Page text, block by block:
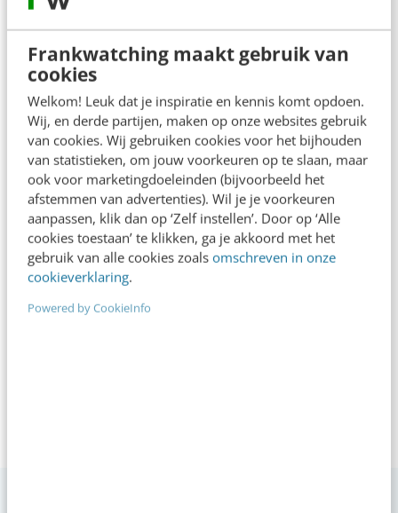
Frankwatching maakt gebruik van
cookies
Welkom! Leuk dat je inspiratie en kennis komt opdoen.
Wij, en derde partijen, maken op onze websites gebruik
van cookies. Wij gebruiken cookies voor het bijhouden
van statistieken, om jouw voorkeuren op te slaan, maar
ook voor marketingdoeleinden (bijvoorbeeld het
afstemmen van advertenties). Wil je je voorkeuren
aanpassen, klik dan op ‘Zelf instellen’. Door op ‘Alle
cookies toestaan’ te klikken, ga je akkoord met het
gebruik van alle cookies zoals omschreven in onze
cookieverklaring.
Powered by CookieInfo
Over de auteur
Wouter van Wingerdenvan
Doet iets met taal
Wouter – doet iets met taal – is
eindredacteur, taaladviseur en
schrijver van taalboeken zoals ‘Weg
met slechte teksten!’ Hij legt
taalkwesties graag aan je uit en
heeft volgens sommigen te